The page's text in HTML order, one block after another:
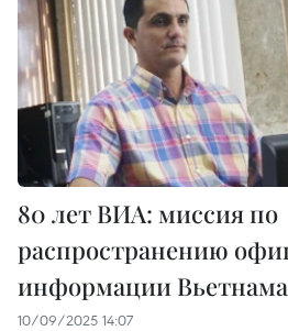
80 лет ВИА: миссия по
распространению
информации
10/09/2025 14:07